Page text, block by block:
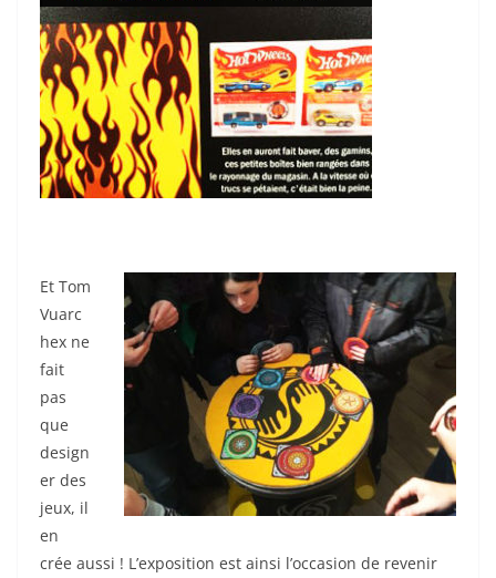
Et Tom
Vuarc
hex ne
fait
pas
que
design
er des
jeux, il
en
crée aussi ! L’exposition est ainsi l’occasion de revenir